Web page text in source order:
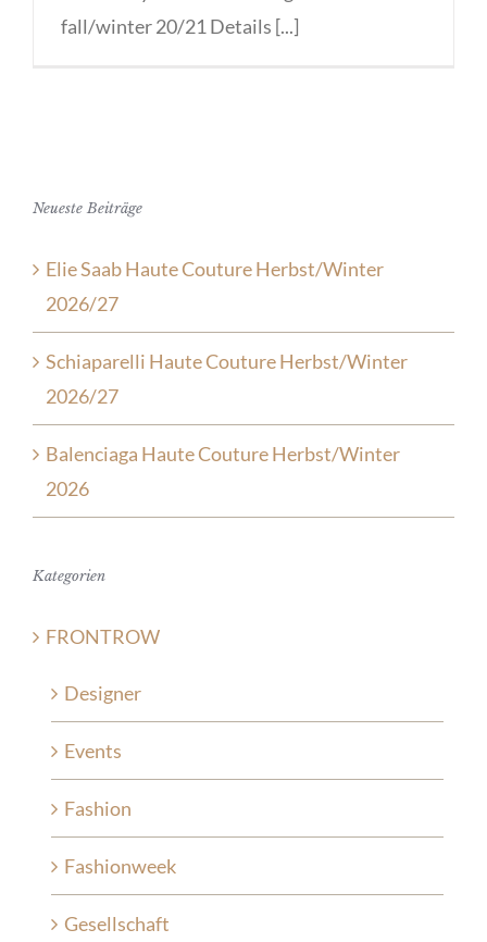
fall/winter 20/21 Details [...]
Neueste Beiträge
Elie Saab Haute Couture Herbst/Winter
2026/27
Schiaparelli Haute Couture Herbst/Winter
2026/27
Balenciaga Haute Couture Herbst/Winter
2026
Kategorien
FRONTROW
Designer
Events
Fashion
Fashionweek
Gesellschaft